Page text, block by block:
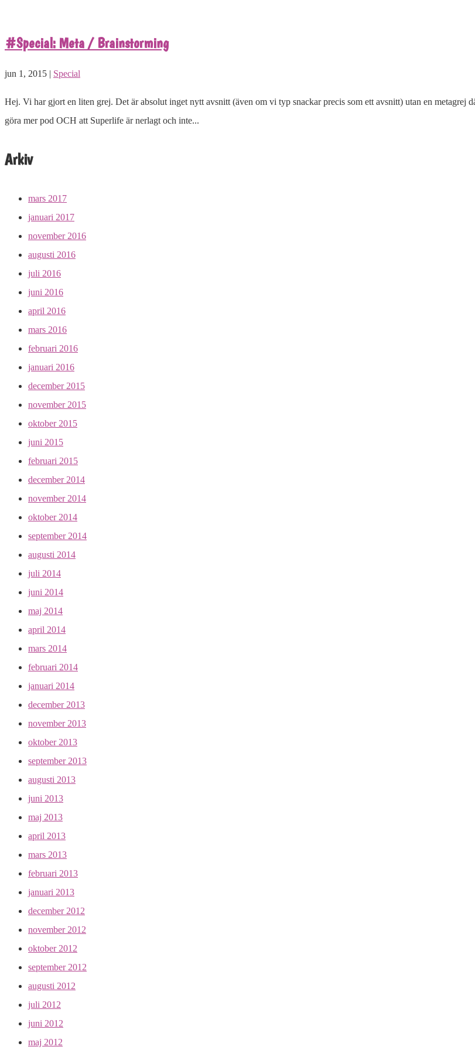
#Special: Meta / Brainstorming
jun 1, 2015 | Special
Hej. Vi har gjort en liten grej. Det är absolut inget nytt avsnitt (även om vi typ snackar precis som ett avsnitt) utan en
göra mer pod OCH att Superlife är nerlagt och inte...
Arkiv
mars 2017
januari 2017
november 2016
augusti 2016
juli 2016
juni 2016
april 2016
mars 2016
februari 2016
januari 2016
december 2015
november 2015
oktober 2015
juni 2015
februari 2015
december 2014
november 2014
oktober 2014
september 2014
augusti 2014
juli 2014
juni 2014
maj 2014
april 2014
mars 2014
februari 2014
januari 2014
december 2013
november 2013
oktober 2013
september 2013
augusti 2013
juni 2013
maj 2013
april 2013
mars 2013
februari 2013
januari 2013
december 2012
november 2012
oktober 2012
september 2012
augusti 2012
juli 2012
juni 2012
maj 2012